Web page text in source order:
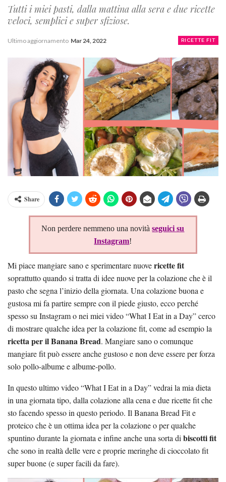
Tutti i miei pasti, dalla mattina alla sera e due ricette
veloci, semplici e super sfiziose.
RICETTE FIT
Ultimo aggiornamento Mar 24, 2022
Share
Non perdere nemmeno una novitàseguici su
Instagram!
Mi piace mangiare sano e sperimentare nuovericette fit
soprattutto quando si tratta di idee nuove per la colazione che è il
pasto che segna l’inizio della giornata. Una colazione buona e
gustosa mi fa partire sempre con il piede giusto, ecco perché
spesso su Instagram o nei miei video “What I Eat in a Day” cerco
di mostrare qualche idea per la colazione fit, come ad esempio la
ricetta per il Banana Bread. Mangiare sano o comunque
mangiare fit può essere anche gustoso e non deve essere per forza
solo pollo-albume e albume-pollo.
In questo ultimo video “What I Eat in a Day” vedrai la mia dieta
in una giornata tipo, dalla colazione alla cena e due ricette fit che
sto facendo spesso in questo periodo. Il Banana Bread Fit e
proteico che è un ottima idea per la colazione o per qualche
spuntino durante la giornata e infine anche una sorta di biscotti fit
che sono in realtà delle vere e proprie meringhe di cioccolato fit
super buone (e super facili da fare).